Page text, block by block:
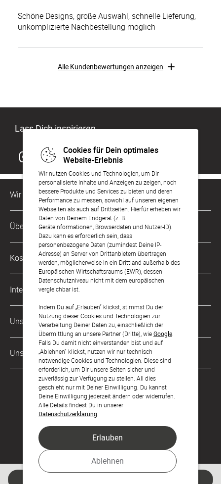
Cookies für Dein optimales
Website-Erlebnis
Wir nutzen Cookies und Technologien, um Dir
personalisierte Inhalte und Anzeigen zu zeigen, noch
bessere Produkte und Services zu bieten und deren
Performance zu messen, sowohl auf unseren eigenen
Webseiten als auch auf Drittseiten. Hierfür erheben wir
Daten von Deinem Endgerät (z. B.
Geräteinformationen, Browserdaten und Nutzer-ID).
Dazu kann es erforderlich sein, dass
personenbezogene Daten (zumindest Deine IP-
Adresse) an Server von Drittanbietern übertragen
werden, möglicherweise in ein Drittland außerhalb des
Europäischen Wirtschaftsraums (EWR), dessen
Datenschutzniveau nicht mit dem europäischen
vergleichbar ist.
Indem Du auf „Erlauben“ klickst, stimmst Du der
Nutzung dieser Cookies und Technologien zur
Verarbeitung Deiner Daten zu, einschließlich der
Übermittlung an unsere Partner (Dritte), wieGoogle
Falls Du damit nicht einverstanden bist und auf
„Ablehnen“ klickst, nutzen wir nur technisch
notwendige Cookies und Technologien. Diese sind
erforderlich, um Dir unsere Seiten sicher und
zuverlässig zur Verfügung zu stellen. All dies
geschieht nur mit Deiner Einwilligung. Du kannst
Deine Einwilligung jederzeit ändern oder widerrufen.
Alle Details findest Du in unserer
Datenschutzerklärung
Ablehnen
Erlauben
Schöne Designs, große Auswahl, schnelle Lieferung,
unkomplizierte Nachbestellung möglich
Alle Kundenbewertungen anzeigen
Lass Dich inspirieren
Wir sind für Dich da
Kundenservice-Hotline
0221 956 725 10
Mo. - Fr. von 9 bis 17 Uhr
kontakt@sendmoments.de
Über Uns
Philosophie
Karriere
Impressum
AGB & Widerrufsrecht
Zahlung & Versand
Datenschutz
Barrierefreiheitserklärung
LLM's
Kostenlose Services
Musterkarten
Digitale Gästelisten
FAQ & Hilfe
International
Österreich
Schweiz
Frankreich
Unsere Zahlungsarten
Unsere Partner
Feier den Moment.